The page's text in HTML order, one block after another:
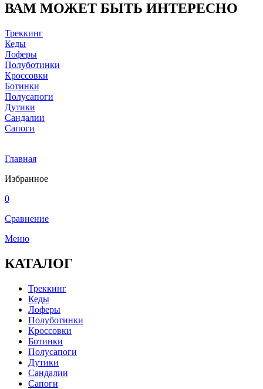
ВАМ МОЖЕТ БЫТЬ ИНТЕРЕСНО
Треккинг
Кеды
Лоферы
Полуботинки
Кроссовки
Ботинки
Полусапоги
Дутики
Сандалии
Сапоги
Главная
Избранное
0
Сравнение
Меню
КАТАЛОГ
Треккинг
Кеды
Лоферы
Полуботинки
Кроссовки
Ботинки
Полусапоги
Дутики
Сандалии
Сапоги